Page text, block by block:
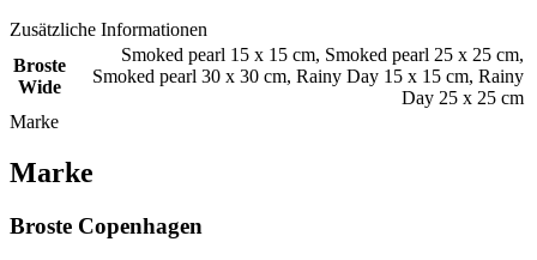
Zusätzliche Informationen
Broste
Wide
Smoked pearl 15 x 15 cm, Smoked pearl 25 x 25 cm,
Smoked pearl 30 x 30 cm, Rainy Day 15 x 15 cm, Rainy
Day 25 x 25 cm
Marke
Marke
Broste Copenhagen